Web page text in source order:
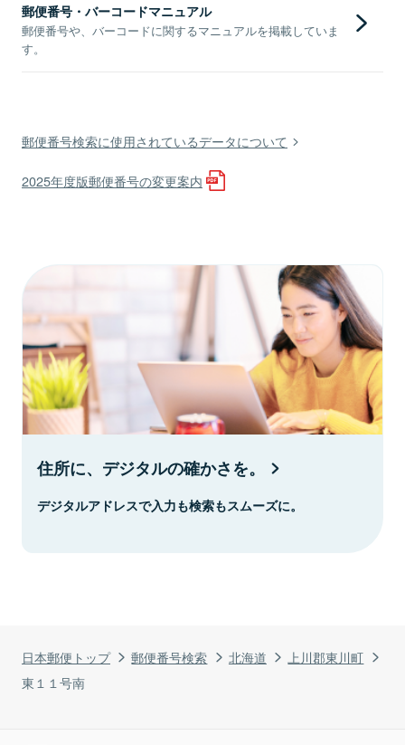
日本郵便トップ 郵便番号検索 北海道
上川郡東川町
東１１号南
郵便番号・バーコードマニュアル
郵便番号や、バーコードに関するマニュアルを掲載していま
す。
郵便番号検索に使用されているデータについて
2025年度版郵便番号の変更案内
住所に、デジタルの確かさを。
デジタルアドレスで入力も検索もスムーズに。